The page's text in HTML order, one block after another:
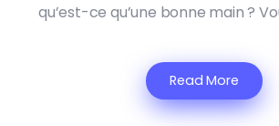
qu’est-ce qu’une bonne main ?
Read More